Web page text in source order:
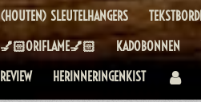
(HOUTEN) SLEUTELHANGERS
💅🏻ORIFLAME💅🏻
KADOBONNEN
REVIEW
HERINNERINGENKIST